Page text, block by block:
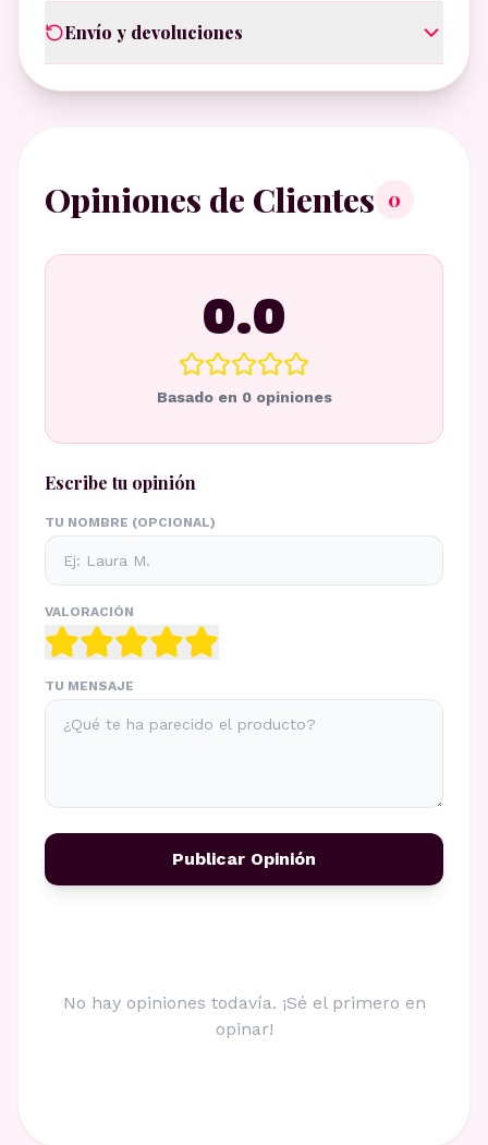
Envío y devoluciones
Opiniones de Clientes 0
0.0
Basado en 0opiniones
Escribe tu opinión
TU NOMBRE (OPCIONAL)
VALORACIÓN
TU MENSAJE
Publicar Opinión
No hay opiniones todavía. ¡Sé el primero en
opinar!